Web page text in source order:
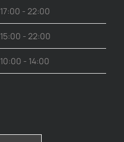
17:00 - 22:00
15:00 - 22:00
10:00 - 14:00